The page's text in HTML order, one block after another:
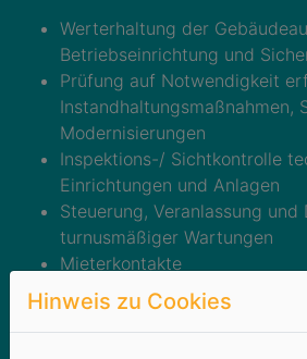
Werterhaltung der
Betriebseinrichtung und
Prüfung auf Notwendigkeit
Instandhaltungsmaßnahmen,
Modernisierungen
Inspektions-/ Sichtkontrolle
Einrichtungen und Anlagen
Steuerung, Veranlassung und
turnusmäßiger Wartungen
Mieterkontakte
Hinweis zu Cookies